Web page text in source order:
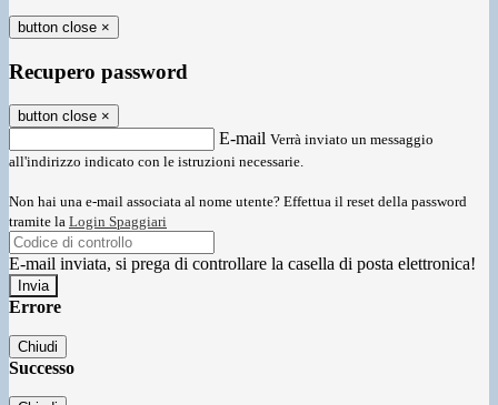
button close ×
Recupero password
button close ×
E-mail Verrà inviato un messaggio
all'indirizzo indicato con le istruzioni necessarie.
Non hai una e-mail associata al nome utente? Effettua il reset della password
tramite la Login Spaggiari
E-mail inviata, si prega di controllare la casella di posta elettronica!
Errore
Chiudi
Successo